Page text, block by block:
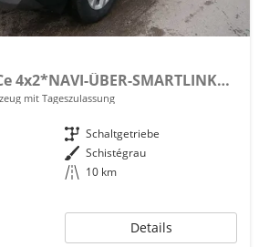
Expression 3 TCe 4x2*NAVI-ÜBER-SMARTLINK*AHK*PDC-KAMERA*LED*SHZ*17-ZOLL
mit Tageszulassung
Getriebe Schaltgetriebe
Außenfarbe Schistégrau
Kilometerstand 10 km
Details